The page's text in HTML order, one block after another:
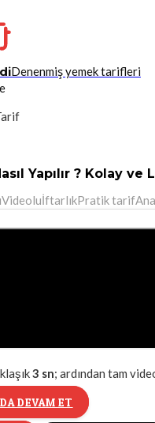
Denenmiş yemek tarifleri
Yapılır ? Kolay
VideoluİftarlıkPratik tarif
3 sn; ardından tam
DEVAM ET